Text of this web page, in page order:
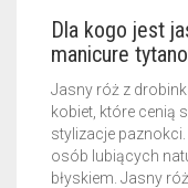
Dla kogo jest
manicure
Jasny róż z
kobiet, które cenią
stylizacje
osób lubiących
błyskiem. Jasny